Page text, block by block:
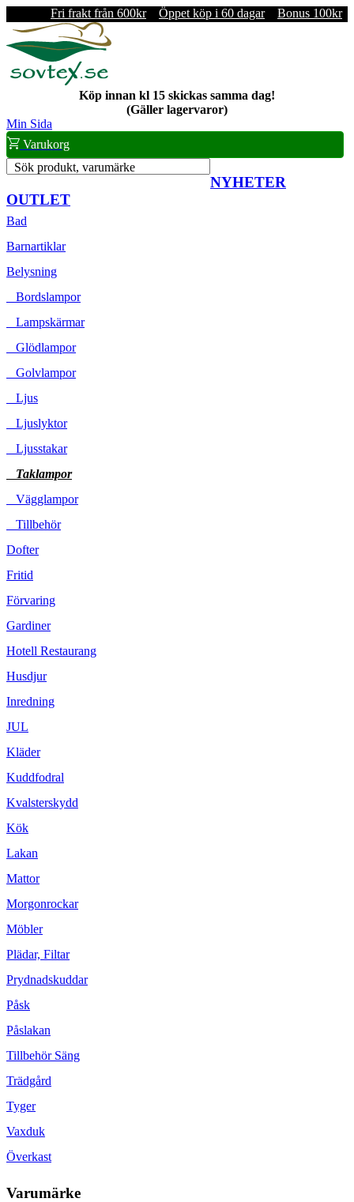
Fri frakt från 600kr Öppet köp i 60 dagar Bonus 100kr
Köp innan kl 15 skickas samma dag!
(Gäller lagervaror)
Min Sida
Varukorg
Sök produkt, varumärke
NYHETER
OUTLET
Bad
Barnartiklar
Belysning
Bordslampor
Lampskärmar
Glödlampor
Golvlampor
Ljus
Ljuslyktor
Ljusstakar
Taklampor
Vägglampor
Tillbehör
Dofter
Fritid
Förvaring
Gardiner
Hotell Restaurang
Husdjur
Inredning
JUL
Kläder
Kuddfodral
Kvalsterskydd
Kök
Lakan
Mattor
Morgonrockar
Möbler
Plädar, Filtar
Prydnadskuddar
Påsk
Påslakan
Tillbehör Säng
Trädgård
Tyger
Vaxduk
Överkast
Varumärke